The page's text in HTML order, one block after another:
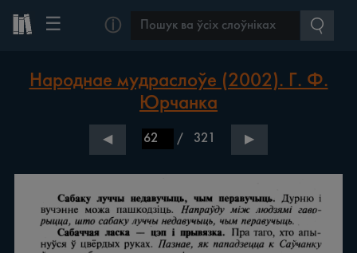
☰ ⓘ
Народнае мудраслоўе (2002). Г. Ф.
Юрчанка
◀ / 321 ▶